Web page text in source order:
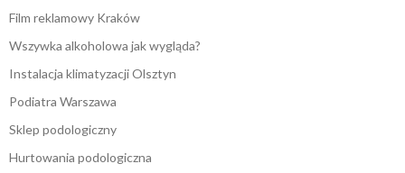
Film reklamowy Kraków
Wszywka alkoholowa jak wygląda?
Instalacja klimatyzacji Olsztyn
Podiatra Warszawa
Sklep podologiczny
Hurtowania podologiczna